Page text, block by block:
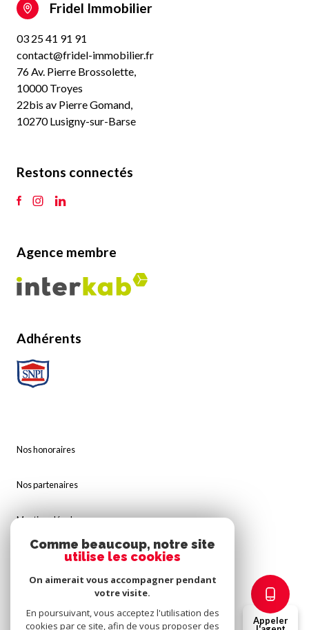
Appeler
Fridel Immobilier
03 25 41 91 91
contact@fridel-immobilier.fr
76 Av. Pierre Brossolette,
10000 Troyes
22bis av Pierre Gomand,
10270 Lusigny-sur-Barse
Restons connectés
Agence membre
Adhérents
Nos honoraires
Nos partenaires
Mentions légales
Cookies
Comme beaucoup, notre site
utilise les cookies
On aimerait vous accompagner pendant
votre visite.
En poursuivant, vous acceptez l'utilisation des
cookies par ce site, afin de vous proposer des